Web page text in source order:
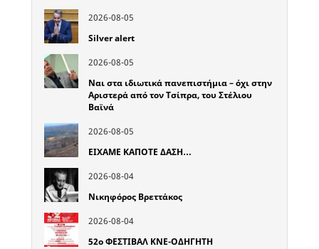
2026-08-05
Silver alert
2026-08-05
Ναι στα ιδιωτικά πανεπιστήμια – όχι στην
Αριστερά από τον Τσίπρα, του Στέλιου
Βαϊνά
2026-08-05
ΕΙΧΑΜΕ ΚΑΠΟΤΕ ΔΑΣΗ…
2026-08-04
Νικηφόρος Βρεττάκος
2026-08-04
52o ΦΕΣΤΙΒΑΛ ΚΝΕ-ΟΔΗΓΗΤΗ